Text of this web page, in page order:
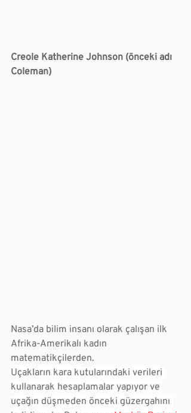
Creole Katherine Johnson (önceki adı
Coleman)
Nasa’da bilim insanı olarak çalışan ilk
Afrika-Amerikalı kadın
matematikçilerden.
Uçakların kara kutularındaki verileri
kullanarak hesaplamalar yapıyor ve
uçağın düşmeden önceki güzergahını